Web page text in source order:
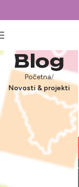
Blog
Početna
Novosti & projekti